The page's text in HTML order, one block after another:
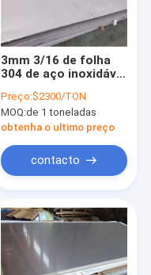
3mm 3/16 de folha
304 de aço inoxidável
abastecimento de
água
Preço:$2300/TON
MOQ:de 1 toneladas
obtenha o ultimo preço
contacto